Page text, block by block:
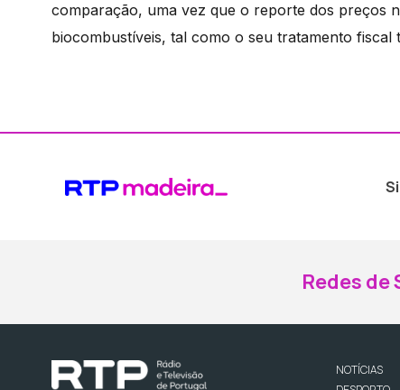
comparação, uma vez que o reporte dos preços
biocombustíveis, tal como o seu tratamento fiscal
Redes
NOTÍCIAS